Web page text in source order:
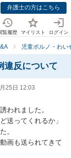
弁護士の方はこちら
覧履歴 マイリスト ログイン
児童ポルノ・わ
違反について
25日 12:03
われました。
送ってくれるか」
。
画も送られてきて